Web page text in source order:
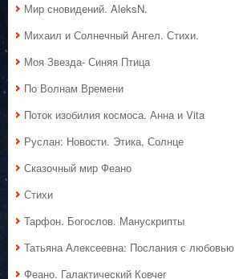
Мир сновидений. AleksN.
Михаил и Солнечный Ангел. Стихи.
Моя Звезда- Синяя Птица
По Волнам Времени
Поток изобилия космоса. Анна и Vita
Руслан: Новости. Этика, Солнце
Сказочный мир Феано
Стихи
Тарфон. Богослов. Манускрипты
Татьяна Алексеевна: Послания с любовью
Феано. Галактический Ковчег